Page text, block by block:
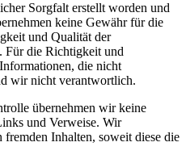
Sorgfalt erstellt worden und
keine Gewähr für die
und Qualität der
Für die Richtigkeit und
die nicht
wir nicht verantwortlich.
übernehmen wir keine
und Verweise. Wir
Inhalten, soweit diese die